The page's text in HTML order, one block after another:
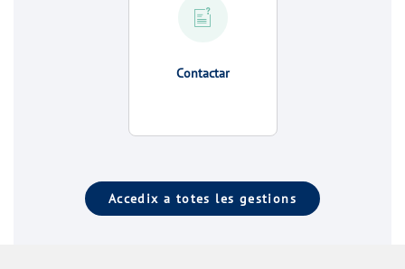
Contactar
Accedix a totes les gestions